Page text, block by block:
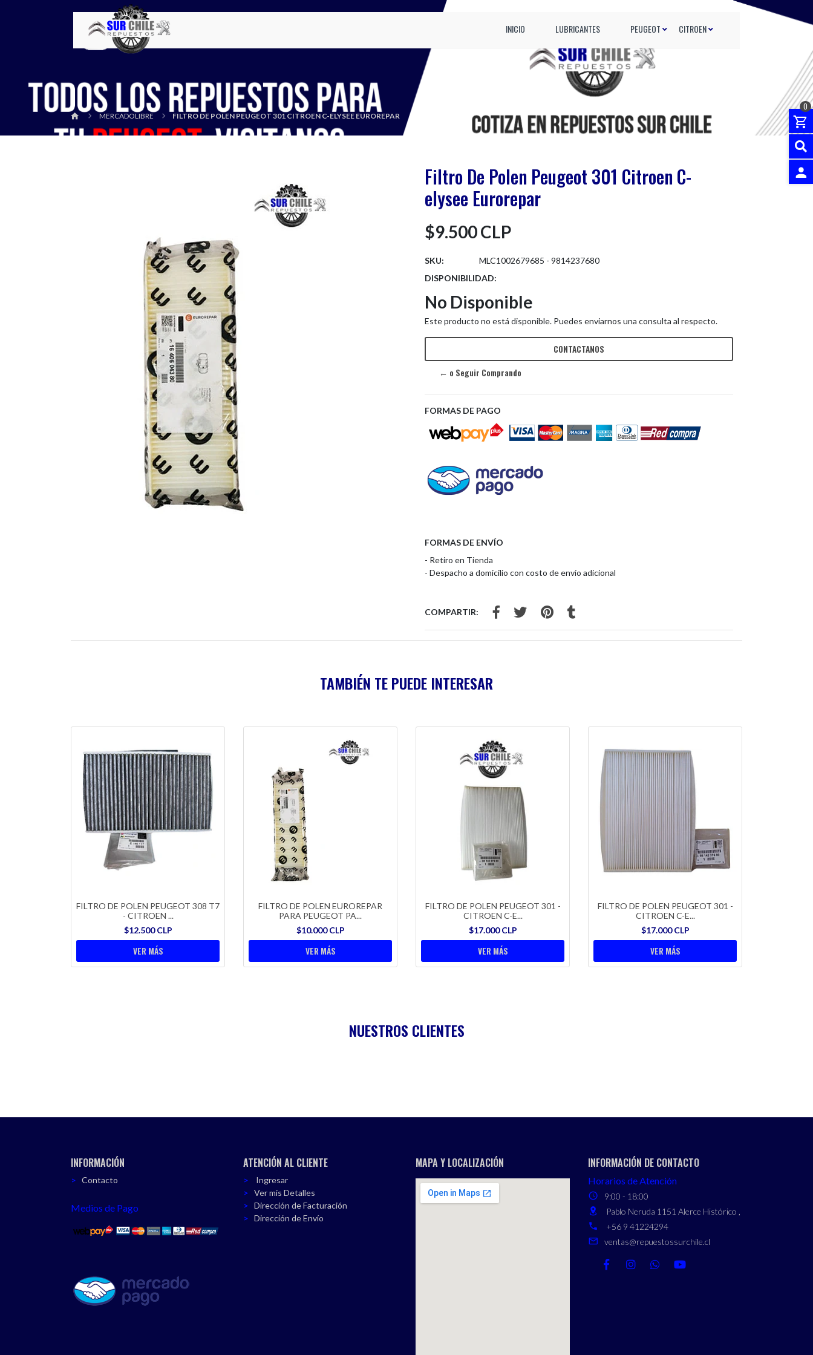
INICIO LUBRICANTES PEUGEOT CITROEN
0
MERCADOLIBRE FILTRO DE POLEN PEUGEOT 301 CITROEN C-ELYSEE EUROREPAR
Filtro De Polen Peugeot 301 Citroen C-
elysee Eurorepar
$9.500 CLP
SKU:
MLC1002679685 - 9814237680
DISPONIBILIDAD:
No Disponible
Este producto no está disponible. Puedes enviarnos una consulta al respecto.
CONTACTANOS
← o Seguir Comprando
FORMAS DE PAGO
FORMAS DE ENVÍO
- Retiro en Tienda
- Despacho a domicilio con costo de envío adicional
COMPARTIR:
TAMBIÉN TE PUEDE INTERESAR
FILTRO DE POLEN PEUGEOT 308 T7
- CITROEN ...
$12.500 CLP
VER MÁS
FILTRO DE POLEN EUROREPAR
PARA PEUGEOT PA...
$10.000 CLP
VER MÁS
FILTRO DE POLEN PEUGEOT 301 -
CITROEN C-E...
$17.000 CLP
VER MÁS
FILTRO DE POLEN PEUGEOT 301 -
CITROEN C-E...
$17.000 CLP
VER MÁS
NUESTROS CLIENTES
INFORMACIÓN
Contacto
Medios de Pago
ATENCIÓN AL CLIENTE
Ingresar
Ver mis Detalles
Dirección de Facturación
Dirección de Envío
MAPA Y LOCALIZACIÓN INFORMACIÓN DE CONTACTO
Horarios de Atención
9:00 - 18:00
Pablo Neruda 1151 Alerce Histórico ,
+56 9 41224294
ventas@repuestossurchile.cl